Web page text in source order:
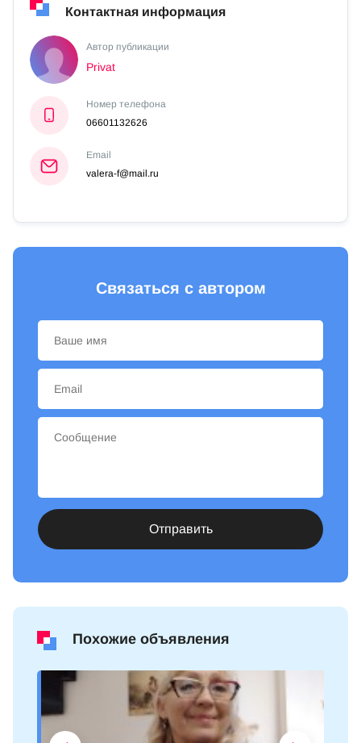
Контактная информация
Автор публикации
Privat
Номер телефона
06601132626
Email
valera-f@mail.ru
Связаться с автором
Отправить
Похожие объявления